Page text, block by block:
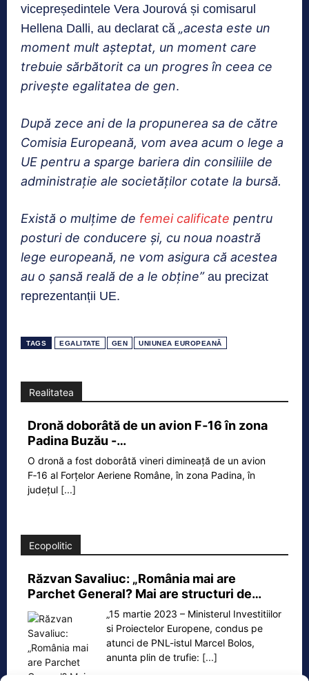
vicepreședintele Vera Jourová și comisarul
Hellena Dalli, au declarat că „acesta este un
moment mult așteptat, un moment care
trebuie sărbătorit ca un progres în ceea ce
privește egalitatea de gen.
După zece ani de la propunerea sa de către
Comisia Europeană, vom avea acum o lege a
UE pentru a sparge bariera din consiliile de
administrație ale societăților cotate la bursă.
Există o mulțime de femei calificate pentru
posturi de conducere și, cu noua noastră
lege europeană, ne vom asigura că acestea
au o șansă reală de a le obține” au precizat
reprezentanții UE.
TAGS EGALITATE GEN UNIUNEA EUROPEANĂ
Realitatea
Dronă doborâtă de un avion F‑16 în zona
Padina Buzău -…
O dronă a fost doborâtă vineri dimineață de un avion
F‑16 al Forțelor Aeriene Române, în zona Padina, în
județul [...]
Ecopolitic
Răzvan Savaliuc: „România mai are
Parchet General? Mai are structuri de…
„15 martie 2023 – Ministerul Investitiilor
si Proiectelor Europene, condus pe
atunci de PNL-istul Marcel Bolos,
anunta plin de trufie: [...]